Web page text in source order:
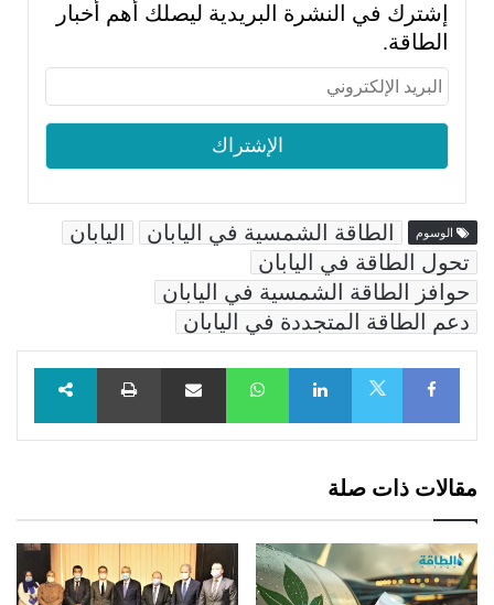
إشترك في النشرة البريدية ليصلك أهم أخبار
الطاقة.
الوسوم الطاقة الشمسية في اليابان
اليابان
تحول الطاقة في اليابان
حوافز الطاقة الشمسية في اليابان
دعم الطاقة المتجددة في اليابان
Facebook
LinkedIn
WhatsAppمشاركة عبر البريد طباعة
مقالات ذات صلة